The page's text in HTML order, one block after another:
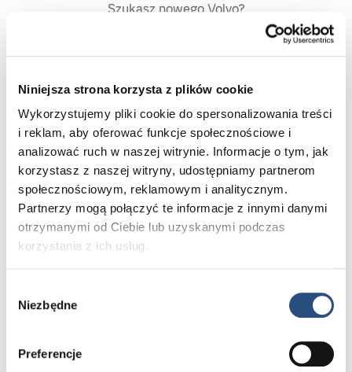
Niniejsza strona korzysta z plików cookie
Wykorzystujemy pliki cookie do spersonalizowania treści
i reklam, aby oferować funkcje społecznościowe i
analizować ruch w naszej witrynie. Informacje o tym, jak
korzystasz z naszej witryny, udostępniamy partnerom
społecznościowym, reklamowym i analitycznym.
Partnerzy mogą połączyć te informacje z innymi danymi
otrzymanymi od Ciebie lub uzyskanymi podczas
korzystania z ich usług.
zgody
Niezbędne
Preferencje
Szukasz nowego Volvo?
Chcesz poznać najlepszą ofertę lub przetestować
oferowanych rozwiązań?
Nasz mobilny doradcaTomasz Nowaktel.(61)
895 81 50jest do Twojej dyspozycji. Przedstawi
aktualną ofertę, pomoże skonfigurować wymarzony
model, doradzi najlepszą opcję finansowania lub zaprosi
na jazdę testową. Nie czekaj, jeszcze w tym roku
możesz mieć swoje nowe Volvo.
Zaufaj naszemu wieloletniemu doświadczeniu.
Porozmawiaj z naszym doradcą i sprawdź